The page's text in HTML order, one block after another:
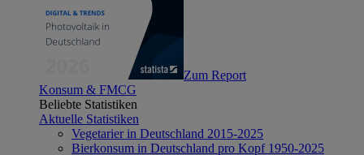
Zum Report
Konsum & FMCG
Beliebte Statistiken
Aktuelle Statistiken
Vegetarier in Deutschland 2015-2025
Bierkonsum in Deutschland pro Kopf 1950-2025